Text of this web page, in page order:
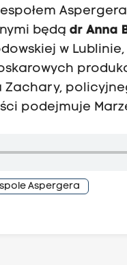
będądr Anna
w
podejmuje
Aspergera